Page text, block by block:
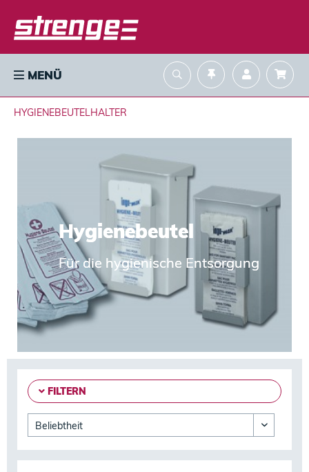
MENÜ
HYGIENEBEUTELHALTER
Hygienebeutel
Für die hygienische Entsorgung
FILTERN